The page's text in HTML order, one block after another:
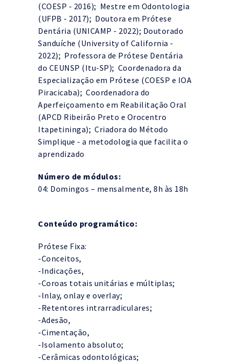
(COESP - 2016); Mestre em Odontologia
(UFPB - 2017); Doutora em Prótese
Dentária (UNICAMP - 2022); Doutorado
Sanduíche (University of California -
2022); Professora de Prótese Dentária
do CEUNSP (Itu-SP); Coordenadora da
Especialização em Prótese (COESP e IOA
Piracicaba); Coordenadora do
Aperfeiçoamento em Reabilitação Oral
(APCD Ribeirão Preto e Orocentro
Itapetininga); Criadora do Método
Simplique - a metodologia que facilita o
aprendizado
Número de módulos:
04: Domingos – mensalmente, 8h às 18h
Conteúdo programático:
Prótese Fixa:
-Conceitos,
-Indicações,
-Coroas totais unitárias e múltiplas;
-Inlay, onlay e overlay;
-Retentores intrarradiculares;
-Adesão,
-Cimentação,
-Isolamento absoluto;
-Cerâmicas odontológicas;